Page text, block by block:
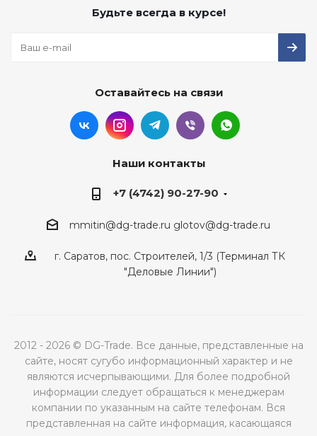
Будьте всегда в курсе!
Оставайтесь на связи
Наши контакты
+7 (4742) 90-27-90
mmitin@dg-trade.ru glotov@dg-trade.ru
г. Саратов, пос. Строителей, 1/3 (Терминал ТК
"Деловые Линии")
2012 - 2026 © DG-Trade. Все данные, представленные на
сайте, носят сугубо информационный характер и не
являются исчерпывающими. Для более подробной
информации следует обращаться к менеджерам
компании по указанным на сайте телефонам. Вся
представленная на сайте информация, касающаяся